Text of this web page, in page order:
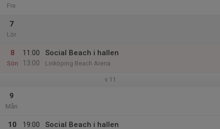
Fre
7
Lör
8
Sön
11:00
13:00
Social Beach i hallen
Linköping Beach Arena
v.11
9
Mån
10
19:00
Social Beach i hallen